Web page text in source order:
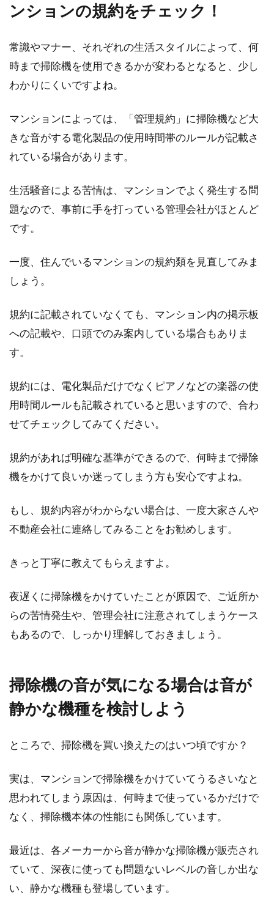
対処法はある？マンションにおける
マンションなどの集合住宅に暮らしていると、
音、ゴミ出...
アパートの更新料が高い！支払い義
務と交渉の余地について
アパートの契約期間満了の時期になると、更新
料の支払いが求められることがあります。地域
マイホームとしてマンションを購入した方もい
アパートを契約したいけど保証人が
アパートの賃貸契約を結ぶ際、保証人が必要に
なるケースがほとんどです。しかし、中にはさ
ンションの規約をチェック！
常識やマナー、それぞれの生活スタイルによって、何
時まで掃除機を使用できるかが変わるとなると、少し
わかりにくいですよね。
マンションによっては、「管理規約」に掃除機など大
きな音がする電化製品の使用時間帯のルールが記載さ
れている場合があります。
生活騒音による苦情は、マンションでよく発生する問
題なので、事前に手を打っている管理会社がほとんど
です。
一度、住んでいるマンションの規約類を見直してみま
しょう。
規約に記載されていなくても、マンション内の掲示板
への記載や、口頭でのみ案内している場合もありま
す。
規約には、電化製品だけでなくピアノなどの楽器の使
用時間ルールも記載されていると思いますので、合わ
せてチェックしてみてください。
規約があれば明確な基準ができるので、何時まで掃除
機をかけて良いか迷ってしまう方も安心ですよね。
もし、規約内容がわからない場合は、一度大家さんや
不動産会社に連絡してみることをお勧めします。
きっと丁寧に教えてもらえますよ。
夜遅くに掃除機をかけていたことが原因で、ご近所か
らの苦情発生や、管理会社に注意されてしまうケース
もあるので、しっかり理解しておきましょう。
掃除機の音が気になる場合は音が
静かな機種を検討しよう
ところで、掃除機を買い換えたのはいつ頃ですか？
実は、マンションで掃除機をかけていてうるさいなと
思われてしまう原因は、何時まで使っているかだけで
なく、掃除機本体の性能にも関係しています。
最近は、各メーカーから音が静かな掃除機が販売され
ていて、深夜に使っても問題ないレベルの音しか出な
い、静かな機種も登場しています。